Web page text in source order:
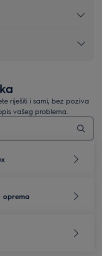
riješiti i sami, bez poziva
vašeg problema.
oprema